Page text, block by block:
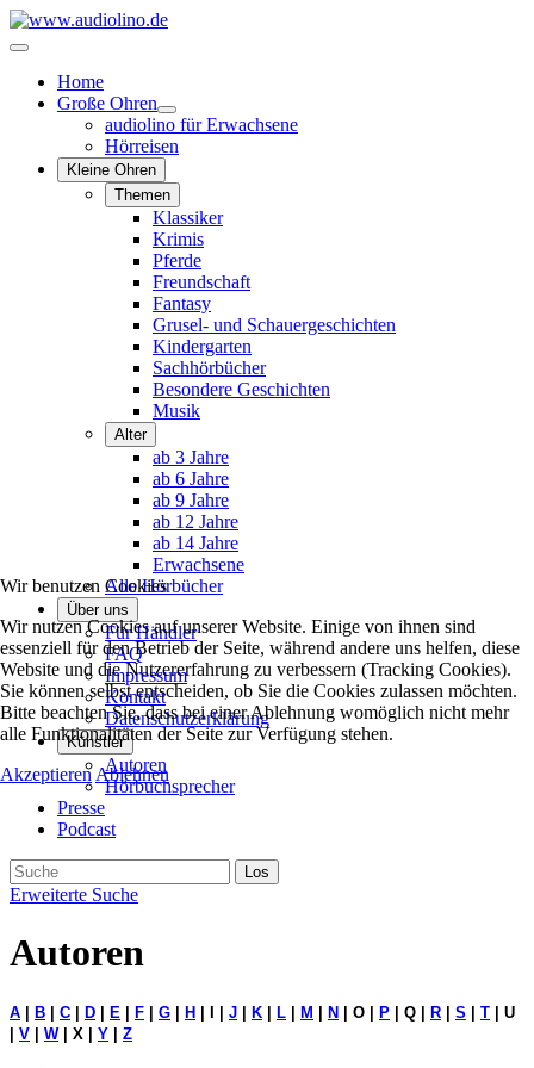
Home
Große Ohren
audiolino für Erwachsene
Hörreisen
Kleine Ohren
Themen
Klassiker
Krimis
Pferde
Freundschaft
Fantasy
Grusel- und Schauergeschichten
Kindergarten
Sachhörbücher
Besondere Geschichten
Musik
Alter
ab 3 Jahre
ab 6 Jahre
ab 9 Jahre
ab 12 Jahre
ab 14 Jahre
Erwachsene
Alle Hörbücher
Über uns
Für Händler
FAQ
Impressum
Kontakt
Datenschutzerklärung
Künstler
Autoren
Hörbuchsprecher
Presse
Podcast
Erweiterte Suche
Autoren
A B C D E F G H J K L M N | O | P | Q | R S T | U
V W| X | Y Z
Wir benutzen Cookies
Wir nutzen Cookies auf unserer Website. Einige von ihnen sind
essenziell für den Betrieb der Seite, während andere uns helfen, diese
Website und die Nutzererfahrung zu verbessern (Tracking Cookies).
Sie können selbst entscheiden, ob Sie die Cookies zulassen möchten.
Bitte beachten Sie, dass bei einer Ablehnung womöglich nicht mehr
alle Funktionalitäten der Seite zur Verfügung stehen.
Akzeptieren Ablehnen